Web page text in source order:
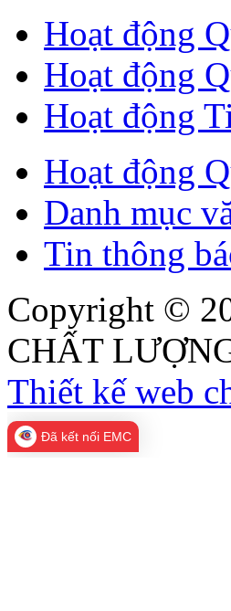
Hoạt động
Hoạt động
Hoạt động
Hoạt động
Danh mục
Tin thông
Copyright ©
CHẤT
Thiết kế web
Đã kết nối EMC